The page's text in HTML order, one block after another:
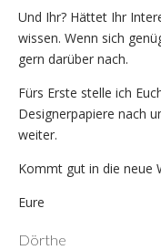
Und Ihr? Hättet Ihr
wissen. Wenn sich
gern darüber nach.
Fürs Erste stelle ich
Designerpapiere nach
weiter.
Kommt gut in die neue
Eure
Dörthe